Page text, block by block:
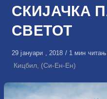
СКИЈАЧКА
СВЕТОТ
Објавено
на
29 јануари , 2018 1 мин
Кицбил, (Си-Ен-Ен)